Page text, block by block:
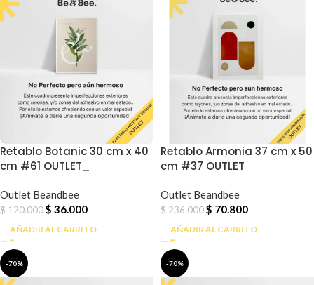
Retablo Botanic 30 cm x 40
cm #61 OUTLET_
Outlet Beandbee
$120.000$ 36.000
AÑADIR AL CARRITO
Retablo Armonia 37 cm x 50
cm #37 OUTLET
Outlet Beandbee
$236.000$ 70.800
AÑADIR AL CARRITO
-70% -70%